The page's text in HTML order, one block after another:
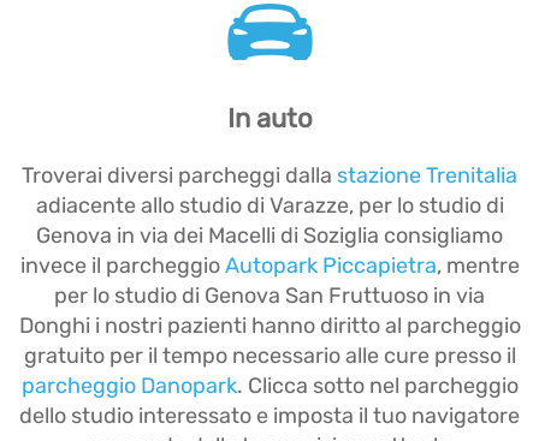
In auto
Troverai diversi parcheggi dalla stazione Trenitalia
adiacente allo studio di Varazze, per lo studio di
Genova in via dei Macelli di Soziglia consigliamo
invece il parcheggioAutopark Piccapietra, mentre
per lo studio di Genova San Fruttuoso in via
Donghi i nostri pazienti hanno diritto al parcheggio
gratuito per il tempo necessario alle cure presso il
parcheggio Danopark. Clicca sotto nel parcheggio
dello studio interessato e imposta il tuo navigatore